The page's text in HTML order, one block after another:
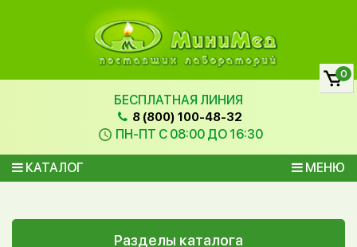
БЕСПЛАТНАЯ ЛИНИЯ
8 (800) 100-48-32
ПН-ПТ С 08:00 ДО 16:30
КАТАЛОГ МЕНЮ
0
Разделы каталога